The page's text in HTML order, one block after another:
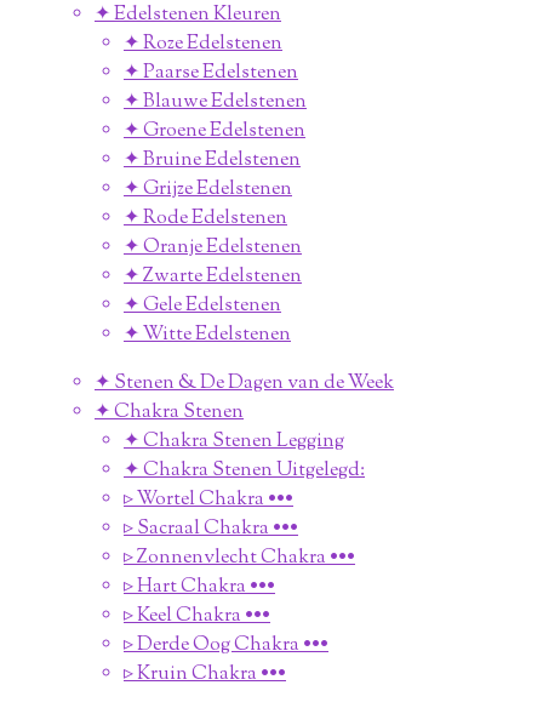
✦ Edelstenen Kleuren
✦ Roze Edelstenen
✦ Paarse Edelstenen
✦ Blauwe Edelstenen
✦ Groene Edelstenen
✦ Bruine Edelstenen
✦ Grijze Edelstenen
✦ Rode Edelstenen
✦ Oranje Edelstenen
✦ Zwarte Edelstenen
✦ Gele Edelstenen
✦ Witte Edelstenen
✦ Stenen & De Dagen van de Week
✦ Chakra Stenen
✦ Chakra Stenen Legging
✦ Chakra Stenen Uitgelegd:
▹ Wortel Chakra •••
▹ Sacraal Chakra •••
▹ Zonnenvlecht Chakra •••
▹ Hart Chakra •••
▹ Keel Chakra •••
▹ Derde Oog Chakra •••
▹ Kruin Chakra •••